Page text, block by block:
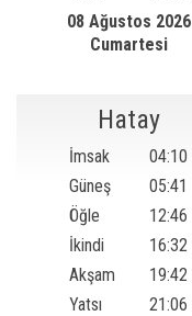
08 Ağustos 2026
Cumartesi
Hatay
İmsak
04:10
Güneş
05:41
Öğle
12:46
İkindi
16:32
Akşam
19:42
Yatsı
21:06